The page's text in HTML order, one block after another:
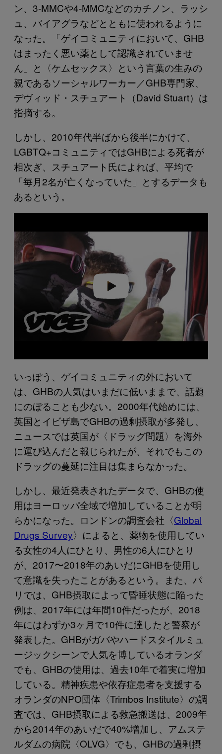
ン、3-MMCや4-MMCなどのカチノン、ラッシ
ュ、バイアグラなどとともに使われるように
なった。「ゲイコミュニティにおいて、GHB
はまったく悪い薬として認識されていませ
ん」と〈ケムセックス〉という言葉の生みの
親であるソーシャルワーカー／GHB専門家、
デヴィッド・スチュアート（David Stuart）は
指摘する。
しかし、2010年代半ばから後半にかけて、
LGBTQ+コミュニティではGHBによる死者が
相次ぎ、スチュアート氏によれば、平均で
「毎月2名が亡くなっていた」とするデータも
あるという。
a
y
o
いっぽう、ゲイコミュニティの外において
は、GHBの人気はいまだに低いままで、話題
にのぼることも少ない。2000年代始めには、
英国とイビザ島でGHBの過剰摂取が多発し、
ニュースでは英国が〈ドラッグ問題〉を海外
に運び込んだと報じられたが、それでもこの
ドラッグの蔓延に注目は集まらなかった。
しかし、最近発表されたデータで、GHBの使
用はヨーロッパ全域で増加していることが明
らかになった。ロンドンの調査会社〈Global
Drugs Survey〉によると、薬物を使用してい
る女性の4人にひとり、男性の6人にひとり
が、2017〜2018年のあいだにGHBを使用し
て意識を失ったことがあるという。また、パ
リでは、GHB摂取によって昏睡状態に陥った
例は、2017年には年間10件だったが、2018
年にはわずか3ヶ月で10件に達したと警察が
発表した。GHBがガバやハードスタイルミュ
ージックシーンで人気を博しているオランダ
でも、GHBの使用は、過去10年で着実に増加
している。精神疾患や依存症患者を支援する
オランダのNPO団体〈Trimbos Institute〉の調
査では、GHB摂取による救急搬送は、2009年
から2014年のあいだで40%増加し、アムステ
ルダムの病院〈OLVG〉でも、GHBの過剰摂